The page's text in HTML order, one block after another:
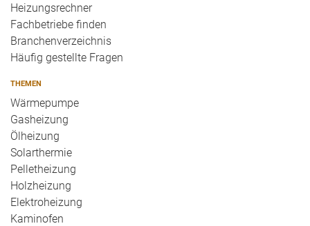
Heizungsrechner
Fachbetriebe finden
Branchenverzeichnis
Häufig gestellte Fragen
THEMEN
Wärmepumpe
Gasheizung
Ölheizung
Solarthermie
Pelletheizung
Holzheizung
Elektroheizung
Kaminofen